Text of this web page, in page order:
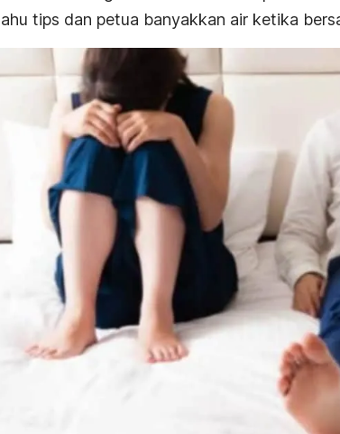
tips dan petua banyakkan air ketika